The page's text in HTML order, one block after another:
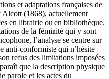
et adaptations françaises de
Alcott (1868), actuellement
en librairie ou en bibliothèque.
de la féminité qui y sont
l’analyse se centre sur
anti-conformiste qui n’hésite
refus des limitations imposées
que la description physique
parole et les actes du